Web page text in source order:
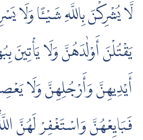
لَّا يُشْرِكْنَ بِاللَّهِ شَيْـًٔا وَلَا
يَقْتُلْنَ أَوْلٰدَهُنَّ وَلَا يَأْتِينَ
أَيْدِيهِنَّ وَأَرْجُلِهِنَّ وَلَا
فَبَايِعْهُنَّ وَاسْتَغْفِرْ لَهُنَّ